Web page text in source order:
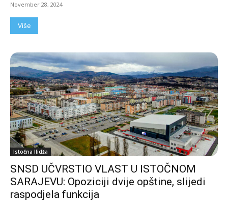
November 28, 2024
Više
Istočna Ilidža
SNSD UČVRSTIO VLAST U ISTOČNOM
SARAJEVU: Opoziciji dvije opštine, slijedi
raspodjela funkcija